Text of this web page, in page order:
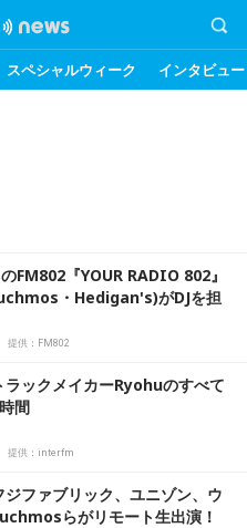
スペシャルウィーク インタビュー
FM802『YOUR RADIO 802』
・Hedigan's)がDJを担
提供：FM802
ラックメイカーRyohuのすべて
間
提供：interfm
ジファブリック、ユニゾン、ウ
らがリモート生出演！